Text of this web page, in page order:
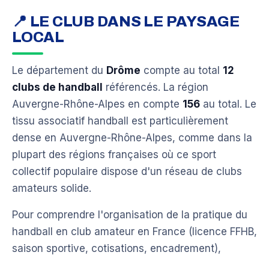
📍 LE CLUB DANS LE PAYSAGE
LOCAL
Le département du Drôme compte au total 12
clubs de handball
référencés. La région
Auvergne-Rhône-Alpes en compte 156 au total. Le
tissu associatif handball est particulièrement
dense en Auvergne-Rhône-Alpes, comme dans la
plupart des régions françaises où ce sport
collectif populaire dispose d'un réseau de clubs
amateurs solide.
Pour comprendre l'organisation de la pratique du
handball en club amateur en France (licence FFHB,
saison sportive, cotisations, encadrement),